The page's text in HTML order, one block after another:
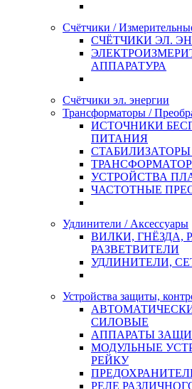
Счётчики /
СЧЁТЧИКИ ЭЛ.
АППАРАТУРА
Счётчики эл. энергии
Трансформаторы /
ИСТОЧНИКИ
ПИТАНИЯ
УСТРОЙСТВА
ЧАСТОТНЫЕ
Удлинители / Аксессуары
ВИЛКИ, ГНЁЗДА,
РАЗВЕТВИТЕЛИ
УДЛИНИТЕЛИ,
Устройства защиты,
СИЛОВЫЕ
АППАРАТЫ
МОДУЛЬНЫЕ
РЕЙКУ
РЕЛЕ